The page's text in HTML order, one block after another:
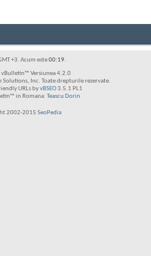
+3. Acum este00:19.
vBulletin™ Versiunea 4.2.0
Inc. Toate drepturile rezervate.
URLs byvBSEO3.5.1 PL1
in Romana: Teascu Dorin
2002-2015 SeoPedia